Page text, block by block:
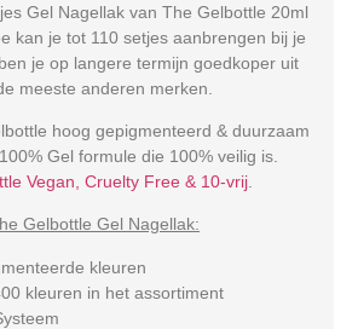
Gel Nagellak van The Gelbottle 20ml
kan je tot 110 setjes aanbrengen bij je
je op langere termijn goedkoper uit
meeste anderen merken.
hoog gepigmenteerd & duurzaam
Gel formule die 100% veilig is.
Vegan, Cruelty Free & 10-vrij
Gelbottle Gel Nagellak:
kleuren
kleuren in het assortiment